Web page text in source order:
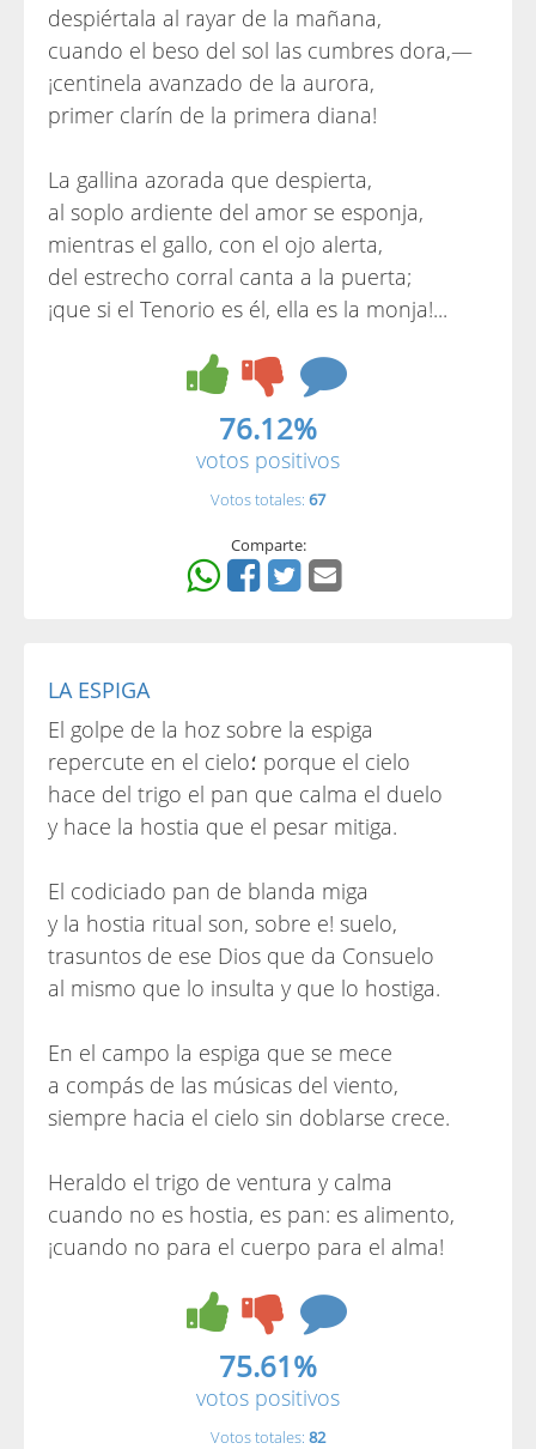
despiértala al rayar de la mañana,
cuando el beso del sol las cumbres dora,—
¡centinela avanzado de la aurora,
primer clarín de la primera diana!
La gallina azorada que despierta,
al soplo ardiente del amor se esponja,
mientras el gallo, con el ojo alerta,
del estrecho corral canta a la puerta;
¡que si el Tenorio es él, ella es la monja!...
76.12%
votos positivos
Votos totales: 67
Comparte:
LA ESPIGA
El golpe de la hoz sobre la espiga
repercute en el cielo؛ porque el cielo
hace del trigo el pan que calma el duelo
y hace la hostia que el pesar mitiga.
El codiciado pan de blanda miga
y la hostia ritual son, sobre e! suelo,
trasuntos de ese Dios que da Consuelo
al mismo que lo insulta y que lo hostiga.
En el campo la espiga que se mece
a compás de las músicas del viento,
siempre hacia el cielo sin doblarse crece.
Heraldo el trigo de ventura y calma
cuando no es hostia, es pan: es alimento,
¡cuando no para el cuerpo para el alma!
75.61%
votos positivos
Votos totales: 82